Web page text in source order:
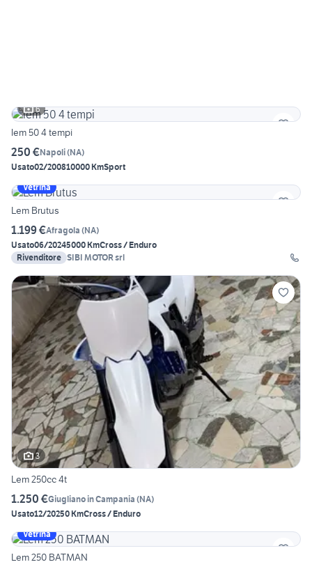
6
lem 50 4 tempi
250 €Napoli(NA)
Usato02/200810000 KmSport
Vetrina
Lem Brutus
1.199 €Afragola (NA)
Usato06/20245000 KmCross / Enduro
Rivenditore SIBI MOTOR srl
3
Lem 250cc 4t
1.250 €Giugliano in Campania (NA)
Usato12/20250 KmCross / Enduro
Vetrina
Lem 250 BATMAN